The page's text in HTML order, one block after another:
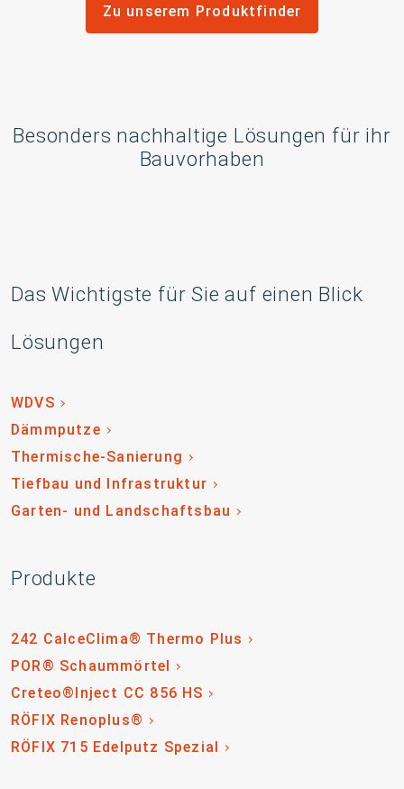
Zu unserem Produktfinder
Besonders nachhaltige Lösungen für ihr
Bauvorhaben
Das Wichtigste für Sie auf einen Blick
Lösungen
WDVS
Dämmputze
Thermische-Sanierung
Tiefbau und Infrastruktur
Garten- und Landschaftsbau
Produkte
242 CalceClima® Thermo Plus
POR® Schaummörtel
Creteo®Inject CC 856 HS
RÖFIX Renoplus®
RÖFIX 715 Edelputz Spezial